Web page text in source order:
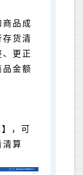
商品成
存货清
更正
金额
，可
清算